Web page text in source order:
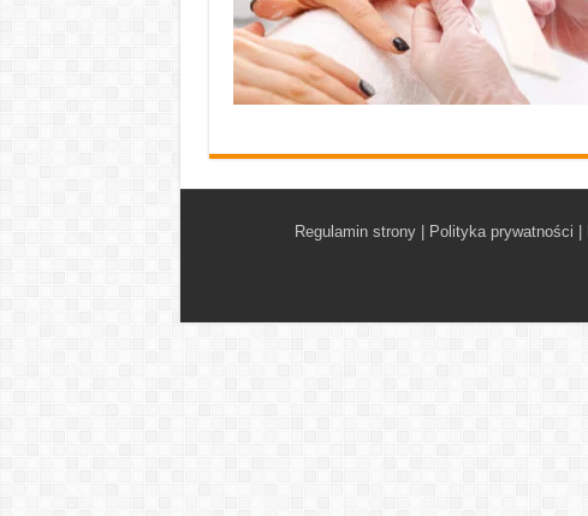
Regulamin strony Polityka prywatności